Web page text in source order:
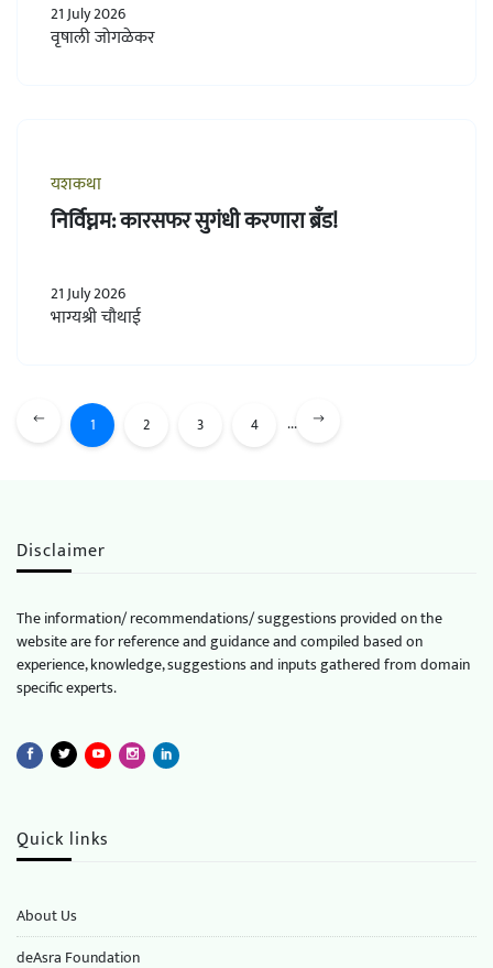
21 July 2026
वृषाली जोगळेकर
यशकथा
निर्विघ्नम: कारसफर सुगंधी करणारा ब्रँड!
21 July 2026
भाग्यश्री चौथाई
1 2 3 4 ...
Disclaimer
The information/ recommendations/ suggestions provided on the
website are for reference and guidance and compiled based on
experience, knowledge, suggestions and inputs gathered from domain
specific experts.
Quick links
About Us
deAsra Foundation